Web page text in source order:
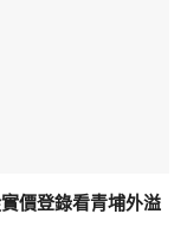
價登錄看青埔外溢